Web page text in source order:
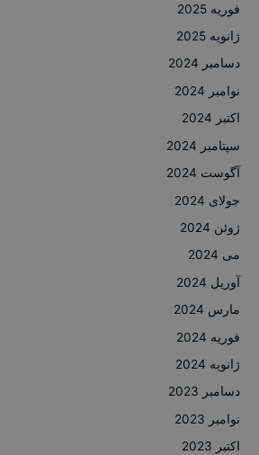
فوریه 2025
ژانویه 2025
دسامبر 2024
نوامبر 2024
اکتبر 2024
سپتامبر 2024
آگوست 2024
جولای 2024
ژوئن 2024
می 2024
آوریل 2024
مارس 2024
فوریه 2024
ژانویه 2024
دسامبر 2023
نوامبر 2023
اکتبر 2023